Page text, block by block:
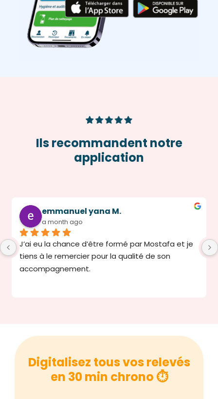
Ils recommandent notre
application
emmanuel yana M.
a month ago
J’ai eu la chance d’être formé par Mostafa et je
tiens à le remercier pour la qualité de son
accompagnement.
simples, claires et faciles à comprendre, ce qui a
grandement facilité mon apprentissage.
Son expertise, sa pédagogie et sa patience ont
Digitalisez tous vos relevés
en 30 min chrono ⏱️